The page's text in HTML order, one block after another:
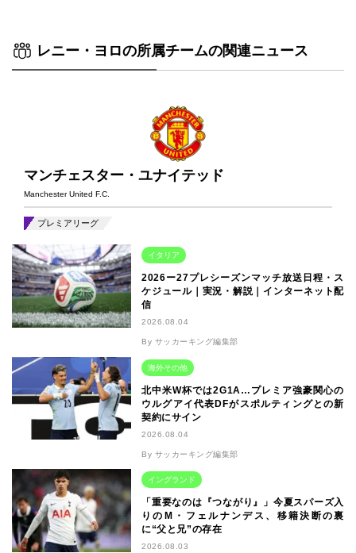
レニー・ヨロの所属チームの関連ニュース
マンチェスター・ユナイテッド
Manchester United F.C.
プレミアリーグ
イタリア
2026ー27プレシーズンマッチ放送日程・ス
ケジュール｜実況・解説｜インターネット配
信
2026.08.04
By サッカーキング編集部
海外その他
北中米W杯では2G1A…プレミア強豪関心の
ウルグアイ代表DFがスポルティングとの新
契約にサイン
2026.08.04
By サッカーキング編集部
イングランド
「重要なのは『つながり』」今夏スパーズ入
りのM・フェルナンデス、移籍決断の裏
に“父と兄”の存在
2026.08.03